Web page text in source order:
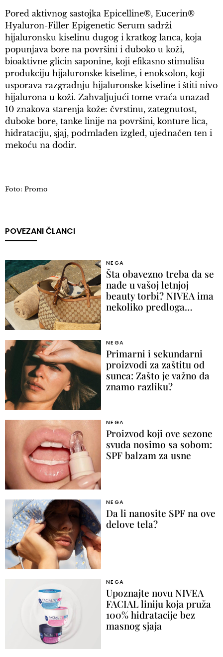
Pored aktivnog sastojka Epicelline®, Eucerin®
Hyaluron-Filler Epigenetic Serum sadrži
hijaluronsku kiselinu dugog i kratkog lanca, koja
popunjava bore na površini i duboko u koži,
bioaktivne glicin saponine, koji efikasno stimulišu
produkciju hijaluronske kiseline, i enoksolon, koji
usporava razgradnju hijaluronske kiseline i štiti nivo
hijalurona u koži. Zahvaljujući tome vraća unazad
10 znakova starenja kože: čvrstinu, zategnutost,
duboke bore, tanke linije na površini, konture lica,
hidrataciju, sjaj, podmlađen izgled, ujednačen ten i
mekoću na dodir.
Foto: Promo
POVEZANI ČLANCI
NEGA
Šta obavezno treba da se
nađe u vašoj letnjoj
beauty torbi? NIVEA ima
nekoliko predloga…
NEGA
Primarni i sekundarni
proizvodi za zaštitu od
sunca: Zašto je važno da
znamo razliku?
NEGA
Proizvod koji ove sezone
svuda nosimo sa sobom:
SPF balzam za usne
NEGA
Da li nanosite SPF na ove
delove tela?
NEGA
Upoznajte novu NIVEA
FACIAL liniju koja pruža
100% hidratacije bez
masnog sjaja